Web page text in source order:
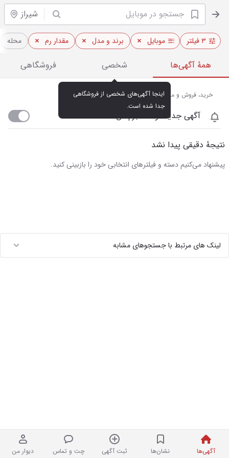
شیراز
آگهی‌ها نشان‌ها ثبت آگهی چت و تماس دیوار من
۳ فیلتر موبایل برند و مدل مقدار رم محله
همهٔ آگهی‌ها شخصی فروشگاهی
جدا شده است.
خرید، فروش و مشاهده قیمت روز موبایل در شیراز
آگهی جدید اومد خبرم کن
نتیجهٔ دقیقی پیدا نشد
پیشنهاد می‌کنیم دسته و فیلترهای انتخابی خود را بازبینی کنید.
لینک های مرتبط با جستجوهای مشابه